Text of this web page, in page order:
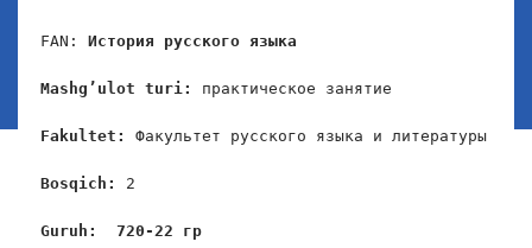
FAN: История русского языка
Mashg ’ ulot turi: практическое занятие
Fakultet : Факультет русского языка и литературы
Bosqich : 2
Guruh :  720-22 гр